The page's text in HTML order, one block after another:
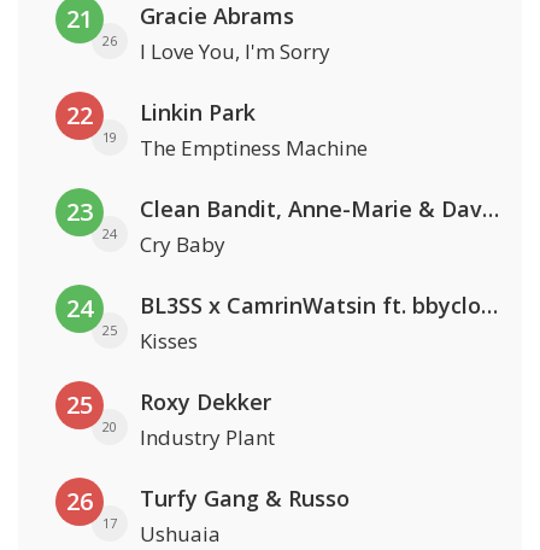
21
26
Gracie Abrams
I Love You, I'm Sorry
22
19
Linkin Park
The Emptiness Machine
23
24
Clean Bandit, Anne-Marie & David Guetta
Cry Baby
24
25
BL3SS x CamrinWatsin ft. bbyclose
Kisses
25
20
Roxy Dekker
Industry Plant
26
17
Turfy Gang & Russo
Ushuaia